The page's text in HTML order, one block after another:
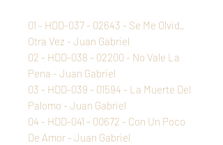
01 - HDD-037 - 02643 - Se Me Olvid_
Otra Vez - Juan Gabriel
02 - HDD-038 - 02200 - No Vale La
Pena - Juan Gabriel
03 - HDD-039 - 01594 - La Muerte Del
Palomo - Juan Gabriel
04 - HDD-041 - 00672 - Con Un Poco
De Amor - Juan Gabriel